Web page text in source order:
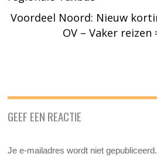
Voordeel Noord: Nieuw
OV – Vaker
GEEF EEN REACTIE
Je e-mailadres wordt niet gepubliceerd.